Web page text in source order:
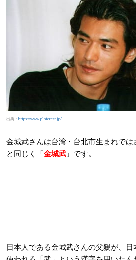
出典： https://www.pinterest.jp/
金城武さんは台湾・台北市生まれでは
と同じく「金城武 」です。
日本人である金城武さんの父親が、